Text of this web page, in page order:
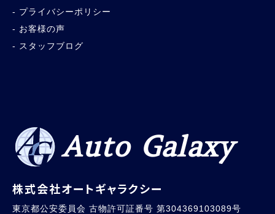
プライバシーポリシー
お客様の声
スタッフブログ
Auto Galaxy
株式会社オートギャラクシー
東京都公安委員会 古物許可証番号 第304369103089号